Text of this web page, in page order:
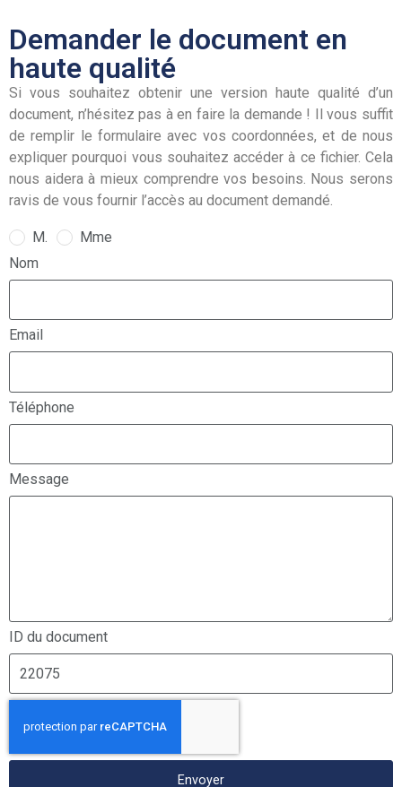
Demander le document en
haute qualité
Si vous souhaitez obtenir une version haute qualité d’un
document, n’hésitez pas à en faire la demande ! Il vous suffit
de remplir le formulaire avec vos coordonnées, et de nous
expliquer pourquoi vous souhaitez accéder à ce fichier. Cela
nous aidera à mieux comprendre vos besoins. Nous serons
ravis de vous fournir l’accès au document demandé.
M.
Mme
Nom
Email
Téléphone
Message
ID du document
Envoyer